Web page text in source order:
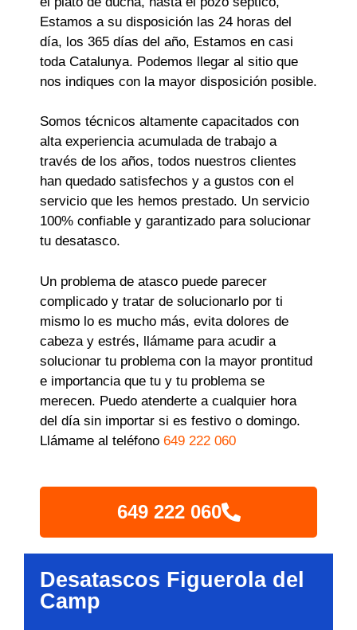
Estamos a su disposición las 24 horas del
día, los 365 días del año, Estamos en casi
toda Catalunya. Podemos llegar al sitio que
nos indiques con la mayor disposición posible.
Somos técnicos altamente capacitados con
alta experiencia acumulada de trabajo a
través de los años, todos nuestros clientes
han quedado satisfechos y a gustos con el
servicio que les hemos prestado. Un servicio
100% confiable y garantizado para solucionar
tu desatasco.
Un problema de atasco puede parecer
complicado y tratar de solucionarlo por ti
mismo lo es mucho más, evita dolores de
cabeza y estrés, llámame para acudir a
solucionar tu problema con la mayor prontitud
e importancia que tu y tu problema se
merecen. Puedo atenderte a cualquier hora
del día sin importar si es festivo o domingo.
Llámame al teléfono 649 222 060
649 222 060
Desatascos Figuerola del
Camp